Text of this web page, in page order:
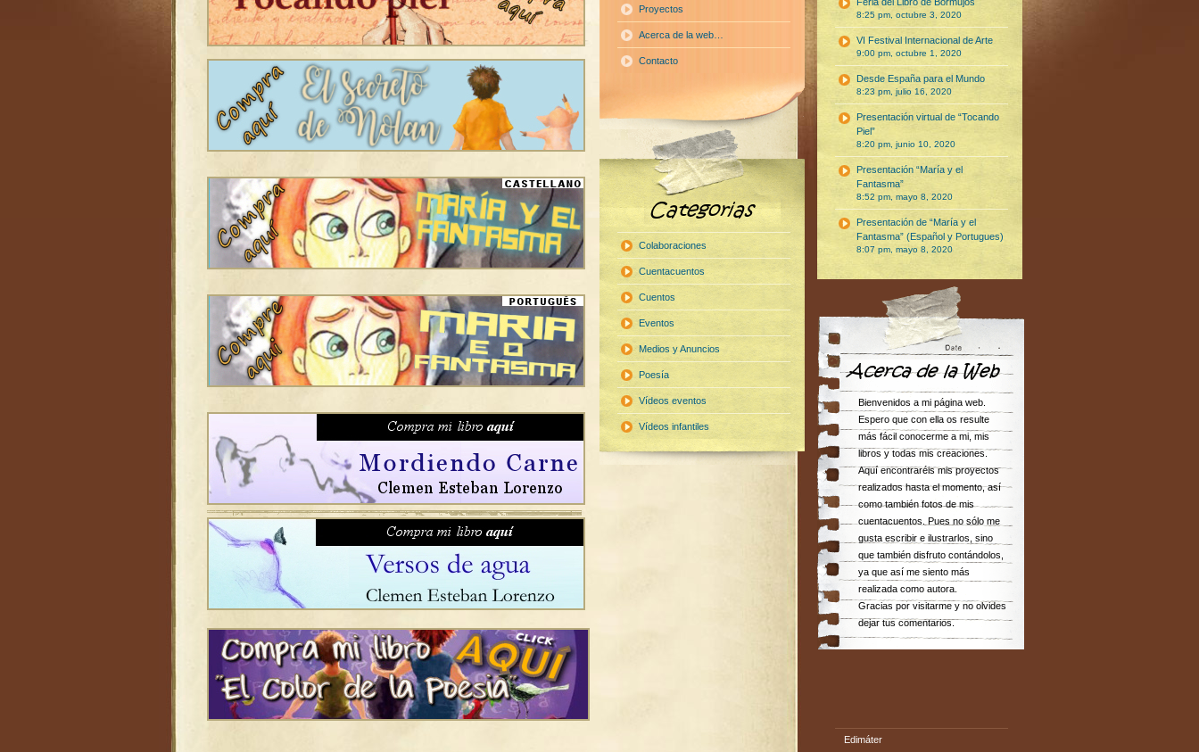
Proyectos
Acerca de la web…
Contacto
Colaboraciones
Cuentacuentos
Cuentos
Eventos
Medios y Anuncios
Poesía
Vídeos eventos
Vídeos infantiles
8:25 pm, octubre 3, 2020
VI Festival Internacional de Arte
9:00 pm, octubre 1, 2020
Desde España para el Mundo
8:23 pm, julio 16, 2020
Presentación virtual de “Tocando
Piel”
8:20 pm, junio 10, 2020
Presentación “María y el
Fantasma”
8:52 pm, mayo 8, 2020
Presentación de “María y el
Fantasma” (Español y Portugues)
8:07 pm, mayo 8, 2020
Bienvenidos a mi página web.
Espero que con ella os resulte
más fácil conocerme a mi, mis
libros y todas mis creaciones.
Aquí encontraréis mis proyectos
realizados hasta el momento, así
como también fotos de mis
cuentacuentos. Pues no sólo me
gusta escribir e ilustrarlos, sino
que también disfruto contándolos,
ya que así me siento más
realizada como autora.
Gracias por visitarme y no olvides
dejar tus comentarios.
Edimáter